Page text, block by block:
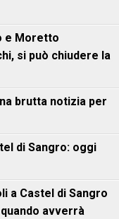
e Moretto
si può chiudere la
brutta notizia per
di Sangro: oggi
a Castel di Sangro
avverrà